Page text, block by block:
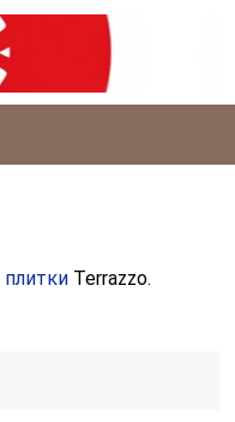
плитки Terrazzo.